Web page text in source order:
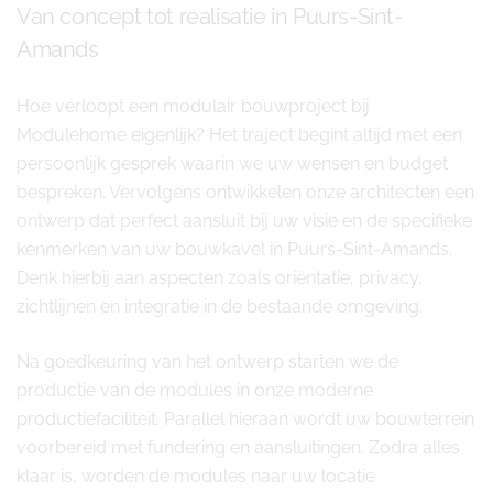
Van concept tot realisatie in Puurs-Sint-
Amands
Hoe verloopt een modulair bouwproject bij
Modulehome eigenlijk? Het traject begint altijd met een
persoonlijk gesprek waarin we uw wensen en budget
bespreken. Vervolgens ontwikkelen onze architecten een
ontwerp dat perfect aansluit bij uw visie en de specifieke
kenmerken van uw bouwkavel in Puurs-Sint-Amands.
Denk hierbij aan aspecten zoals oriëntatie, privacy,
zichtlijnen en integratie in de bestaande omgeving.
Na goedkeuring van het ontwerp starten we de
productie van de modules in onze moderne
productiefaciliteit. Parallel hieraan wordt uw bouwterrein
voorbereid met fundering en aansluitingen. Zodra alles
klaar is, worden de modules naar uw locatie